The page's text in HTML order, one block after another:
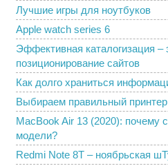
Лучшие игры для ноутбуков
Apple watch series 6
Эффективная каталогизация –
позиционирование сайтов
Как долго храниться
Выбираем правильный принтер
MacBook Air 13 (2020): почему
модели?
Redmi Note 8T – ноябрьская